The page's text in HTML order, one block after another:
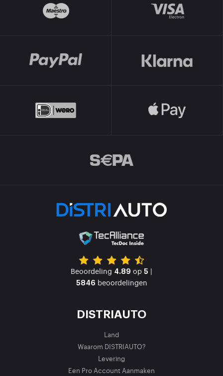
Beoordeling 4.89 op 5 |
5846 beoordelingen
DISTRIAUTO
Land
Waarom DISTRIAUTO?
Levering
Een Pro Account Aanmaken